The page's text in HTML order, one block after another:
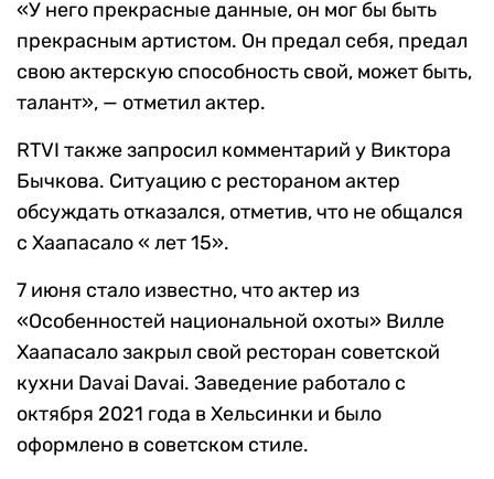
«У него прекрасные данные, он мог бы быть
прекрасным артистом. Он предал себя, предал
свою актерскую способность свой, может быть,
талант», — отметил актер.
RTVI также запросил комментарий у Виктора
Бычкова. Ситуацию с рестораном актер
обсуждать отказался, отметив, что не общался
с Хаапасало« лет15».
7 июня стало известно, что актер из
«Особенностей национальной охоты» Вилле
Хаапасало закрыл свой ресторан советской
кухни Davai Davai. Заведение работало с
октября 2021 года в Хельсинки и было
оформлено в советском стиле.